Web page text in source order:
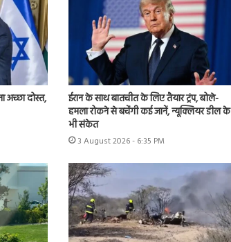
अच्छा दोस्त,
ईरान के साथ बातचीत के लिए तैयार ट्रंप, बोले-
हमला रोकने से बचेंगी कई जानें, न्यूक्लियर डील के
भी संकेत
3 August 2026 - 6:35 PM